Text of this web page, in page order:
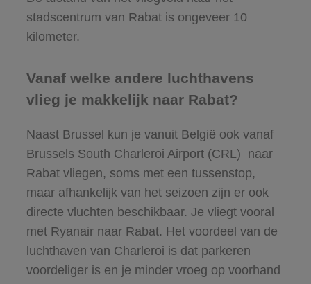
stadscentrum van Rabat is ongeveer 10
kilometer.
Vanaf welke andere luchthavens
vlieg je makkelijk naar Rabat?
Naast Brussel kun je vanuit België ook vanaf
Brussels South Charleroi Airport (CRL) naar
Rabat vliegen, soms met een tussenstop,
maar afhankelijk van het seizoen zijn er ook
directe vluchten beschikbaar. Je vliegt vooral
met Ryanair naar Rabat. Het voordeel van de
luchthaven van Charleroi is dat parkeren
voordeliger is en je minder vroeg op voorhand